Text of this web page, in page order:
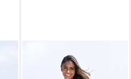
Bikini-Hose Perfect Mit
breitem Umschlagbund